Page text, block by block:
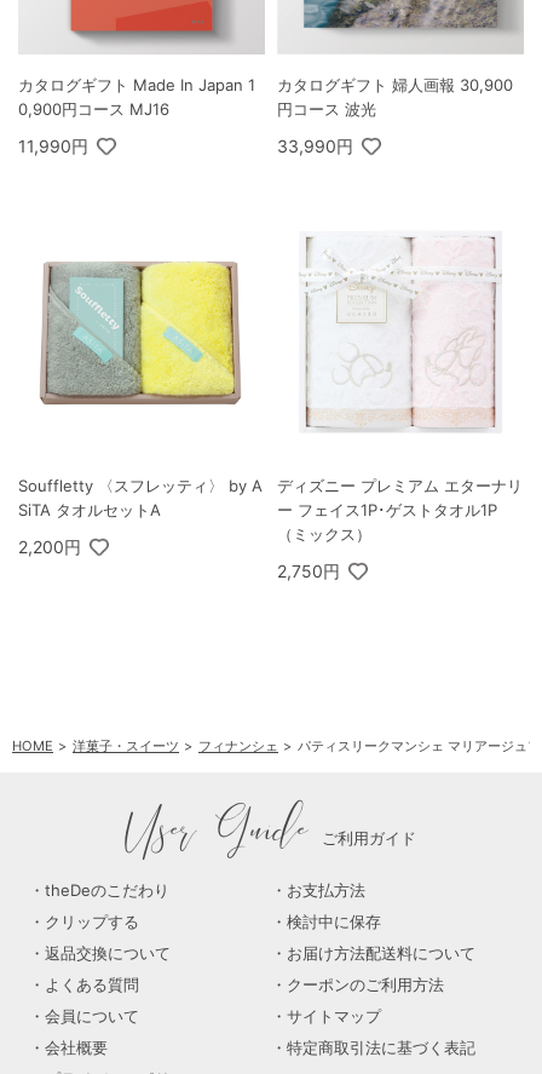
カタログギフト Made In Japan 1
0,900円コース MJ16
11,990円
カタログギフト 婦人画報 30,900
円コース 波光
33,990円
Souffletty 〈スフレッティ〉 by A
SiTA タオルセットA
2,200円
ディズニー プレミアム エターナリ
ー フェイス1P･ゲストタオル1P
（ミックス）
2,750円
HOME 洋菓子・スイーツ フィナンシェ パティスリークマンシェ マリアージュ
User Guide ご利用ガイド
theDeのこだわり
お支払方法
クリップする
検討中に保存
返品交換について
お届け方法配送料について
よくある質問
クーポンのご利用方法
会員について
サイトマップ
会社概要
特定商取引法に基づく表記